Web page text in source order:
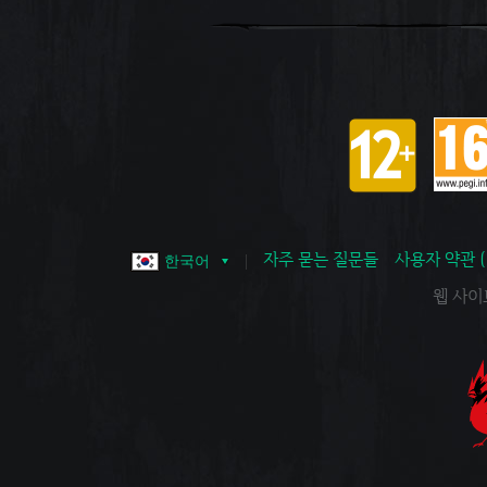
한국어 자주 묻는 질문들
사용자 약관
웹 사